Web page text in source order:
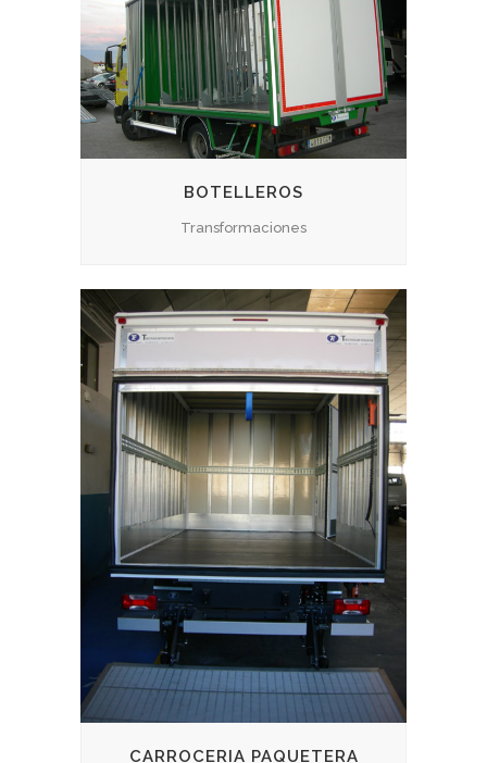
BOTELLEROS
Transformaciones
CARROCERIA PAQUETERA